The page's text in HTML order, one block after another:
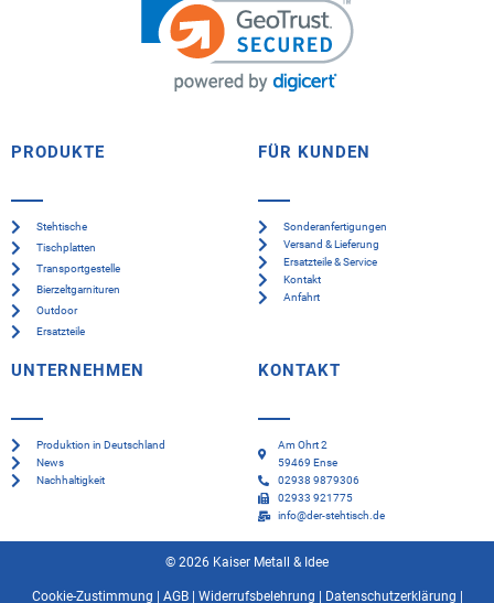
PRODUKTE
Stehtische
Tischplatten
Transportgestelle
Bierzeltgarnituren
Outdoor
Ersatzteile
FÜR KUNDEN
Sonderanfertigungen
Versand & Lieferung
Ersatzteile & Service
Kontakt
Anfahrt
UNTERNEHMEN
Produktion in Deutschland
News
Nachhaltigkeit
KONTAKT
Am Ohrt 2
59469 Ense
02938 9879306
02933 921775
info@der-stehtisch.de
© 2026 Kaiser Metall & Idee
Cookie-Zustimmung AGB| Widerrufsbelehrung Datenschutzerklärung